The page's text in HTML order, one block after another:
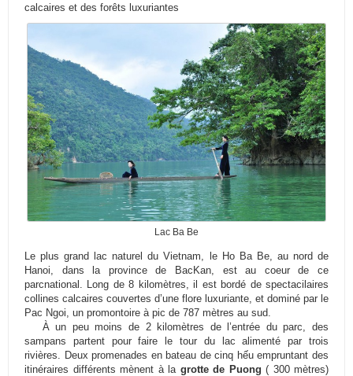
calcaires et des forêts luxuriantes
Lac Ba Be
Le plus grand lac naturel du Vietnam, le Ho Ba Be, au nord de
Hanoi, dans la province de BacKan, est au coeur de ce
parcnational. Long de 8 kilomètres, il est bordé de spectacilaires
collines calcaires couvertes d’une flore luxuriante, et dominé par le
Pac Ngoi, un promontoire à pic de 787 mètres au sud.
À un peu moins de 2 kilomètres de l’entrée du parc, des
sampans partent pour faire le tour du lac alimenté par trois
rivières. Deux promenades en bateau de cinq hếu empruntant des
itinéraires différents mènent à la grotte de Puong ( 300 mètres)